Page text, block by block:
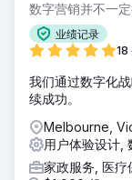
数字营销并不一定
业绩记录
18
我们通过数字化
续成功。
Melbourne,
用户体验设计,
家政服务, 医疗